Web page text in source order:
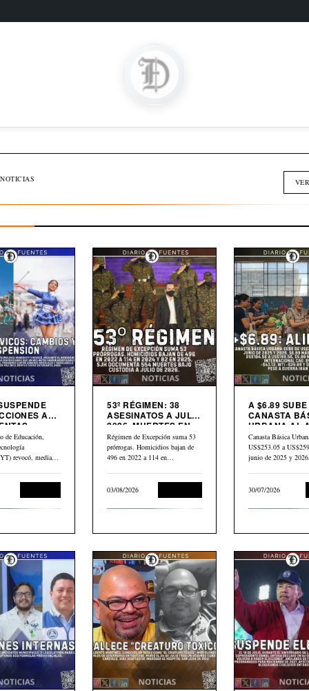
A
de Educación,
revocó, mediante
53º RÉGIMEN: 38
ASESINATOS A JULIO
2026. MUERTES EN
CÁRCEL: “554”
Régimen de Excepción suma 53
prórrogas. Homicidios bajan de
496 en 2022 a 114 en…
03/08/2026
A $6.89 SUBE
CANASTA
URBANA AL
PETRÓLEO
CAE $43
ABRIL
Canasta Básica
US$253.05 a
junio de 2025 y
30/07/2026